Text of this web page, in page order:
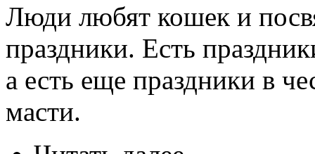
Люди любят кошек и
праздники. Есть
а есть еще праздники в
масти.